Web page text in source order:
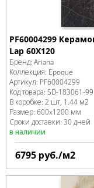
PF60004299
Lap 60X120
Бренд: Ariana
Коллекция: Epoque
Артикул: PF60004299
Код товара: SD-183061-99
В коробке: 2 шт, 1.44 м2
Размер: 600x1200 мм
Сроки доставки: 30 дней
в наличии
6795 руб./м2